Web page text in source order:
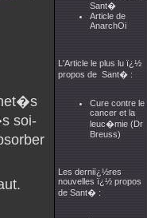
soi-
Sant�
Article de
AnarchOi
L'Article le plus lu ï¿½
propos de Sant� :
Cure contre le
cancer et la
leuc�mie (Dr
Breuss)
Les derniï¿½res
nouvelles ï¿½ propos
de Sant� :